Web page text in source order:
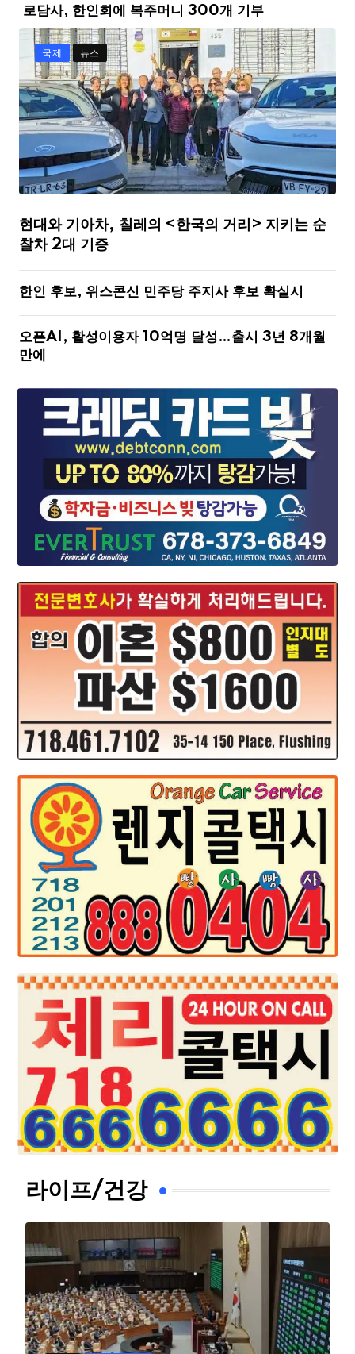
로담사, 한인회에 복주머니 300개 기부
국제 뉴스
현대와 기아차, 칠레의 <한국의 거리> 지키는 순
찰차 2대 기증
한인 후보, 위스콘신 민주당 주지사 후보 확실시
오픈AI, 활성이용자 10억명 달성…출시 3년 8개월
만에
라이프/건강